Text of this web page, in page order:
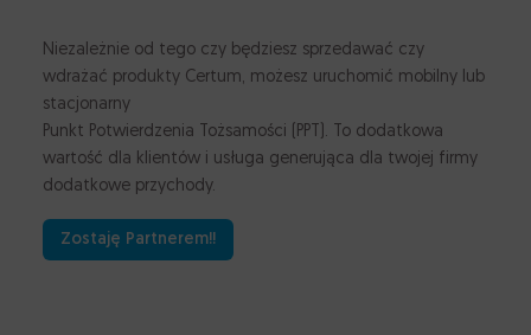
Niezależnie od tego czy będziesz sprzedawać czy
wdrażać produkty Certum, możesz uruchomić mobilny lub
stacjonarny
Punkt Potwierdzenia Tożsamości (PPT). To dodatkowa
wartość dla klientów i usługa generująca dla twojej firmy
dodatkowe przychody.
Zostaję Partnerem!!